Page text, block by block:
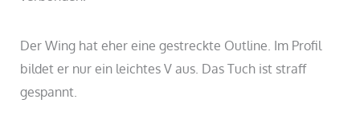
Der Wing hat eher eine gestreckte Outline. Im Profil
bildet er nur ein leichtes V aus. Das Tuch ist straff
gespannt.